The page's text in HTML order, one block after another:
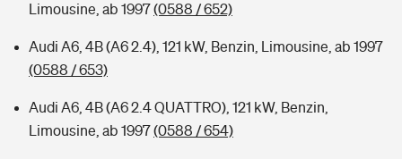
Limousine, ab 1997(0588 / 652)
Audi A6, 4B (A6 2.4), 121 kW, Benzin, Limousine, ab 1997
(0588 / 653)
Audi A6, 4B (A6 2.4 QUATTRO), 121 kW, Benzin,
Limousine, ab 1997(0588 / 654)